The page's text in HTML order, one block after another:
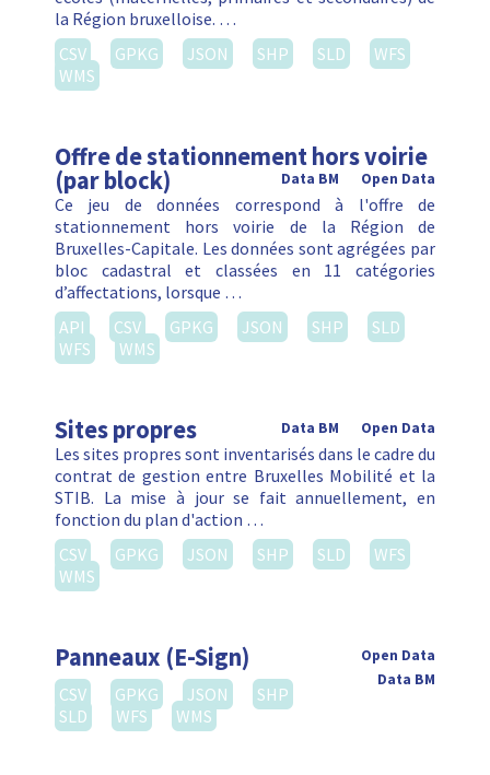
la Région bruxelloise. …
CSV
GPKG JSON SHP SLD
WFS
WMS
Offre de stationnement hors voirie
(par block) Open Data
Data BM
Ce jeu de données correspond à l'offre de
stationnement hors voirie de la Région de
Bruxelles-Capitale. Les données sont agrégées par
bloc cadastral et classées en 11 catégories
d’affectations, lorsque …
API
CSV GPKG JSON SHP
SLD
WFS
WMS
Sites propres Open Data
Data BM
Les sites propres sont inventarisés dans le cadre du
contrat de gestion entre Bruxelles Mobilité et la
STIB. La mise à jour se fait annuellement, en
fonction du plan d'action …
CSV
GPKG JSON SHP SLD
WFS
WMS
Panneaux (E-Sign)
Open Data
Data BM
CSV GPKG JSON
SHP
SLD
WFS WMS